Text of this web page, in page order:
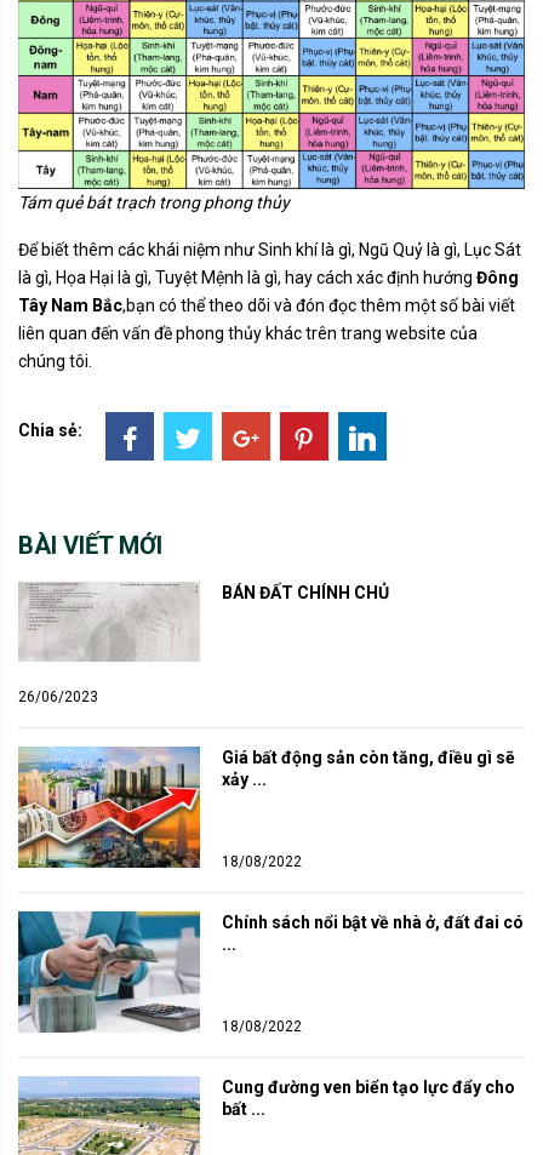
Tám quẻ bát trạch trong phong thủy
Để biết thêm các khái niệm như Sinh khí là gì, Ngũ Quỷ là gì, Lục Sát
là gì, Họa Hại là gì, Tuyệt Mệnh là gì, hay cách xác định hướng Đông
Tây Nam Bắc,bạn có thể theo dõi và đón đọc thêm một số bài viết
liên quan đến vấn đề phong thủy khác trên trang website của
chúng tôi.
Chia sẻ:
BÀI VIẾT MỚI
BÁN ĐẤT CHÍNH CHỦ
26/06/2023
Giá bất động sản còn tăng, điều gì sẽ
xảy ...
18/08/2022
Chính sách nổi bật về nhà ở, đất đai có
...
18/08/2022
Cung đường ven biển tạo lực đẩy cho
bất ...